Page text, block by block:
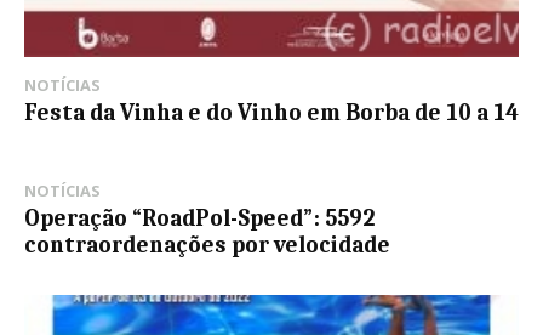
NOTÍCIAS
Festa da Vinha e do Vinho em Borba de 10 a 14
NOTÍCIAS
Operação “RoadPol-Speed”: 5592
contraordenações por velocidade